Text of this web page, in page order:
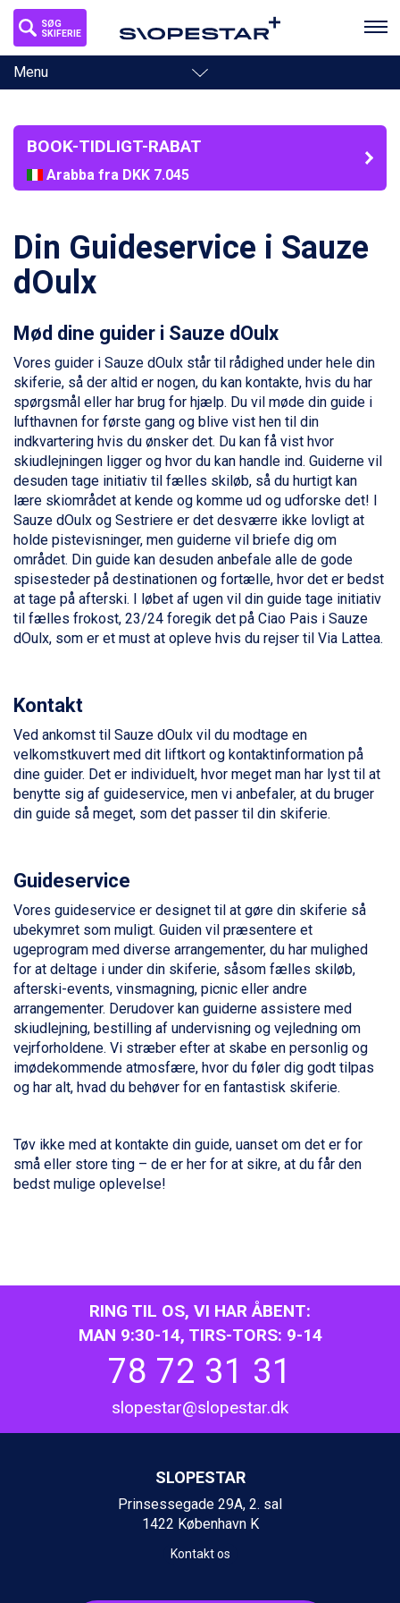
SØG
SKIFERIE
Toggle
navigation
Menu
BOOK-TIDLIGT-RABAT
Bad Gastein fra DKK 4.195
Arabba fra DKK 7.045
La Thuile fra DKK 4.595
Cervinia fra DKK 5.295
Bad Hofgastein fra DKK 5.495
Passo Tonale fra DKK 3.795
Saalbach fra DKK 5.945
Champoluc fra DKK 3.795
Sestriere fra DKK 4.395
Wagrain fra DKK 4.645
Ischgl fra DKK 7.095
Fieberbrunn fra DKK 6.145
St. Anton fra DKK 7.245
Zell am See fra DKK 4.095
Canazei fra DKK 4.745
Livigno fra DKK 4.145
Ponte di Legno fra DKK 4.745
Sauze dOulx fra DKK 4.045
Alleghe fra DKK 5.595
Bad Gastein fra DKK 4.195
Arabba fra DKK 7.045
La Thuile fra DKK 4.595
Val Thorens fra DKK 5.395
Cervinia fra DKK 5.295
Saalbach fra DKK 5.945
Champoluc fra DKK 3.795
Sestriere fra DKK 4.395
Wagrain fra DKK 4.645
Ischgl fra DKK 7.095
Fieberbrunn fra DKK 6.145
Canazei fra DKK 4.745
Livigno fra DKK 4.145
Ponte di Legno fra DKK 4.745
Sauze dOulx fra DKK 4.045
Alleghe fra DKK 5.595
Bad Gastein fra DKK 4.195
Arabba fra DKK 7.045
La Thuile fra DKK 4.595
Val Thorens fra DKK 5.395
Cervinia fra DKK 5.295
Bad Hofgastein fra DKK 5.495
Passo Tonale fra DKK 3.795
Sölden fra DKK 8.445
Champoluc fra DKK 3.795
Sestriere fra DKK 4.395
Wagrain fra DKK 4.645
Livigno fra DKK 4.145
Ponte di Legno fra DKK 4.745
Alleghe fra DKK 5.595
Arabba fra DKK 7.045
La Thuile fra DKK 4.595
Cervinia fra DKK 5.295
Passo Tonale fra DKK 3.795
Saalbach fra DKK 5.945
Sölden fra DKK 8.445
Din Guideservice i Sauze
dOulx
Mød dine guider i Sauze dOulx
Vores guider i Sauze dOulx står til rådighed under hele din
skiferie, så der altid er nogen, du kan kontakte, hvis du har
spørgsmål eller har brug for hjælp. Du vil møde din guide i
lufthavnen for første gang og blive vist hen til din
indkvartering hvis du ønsker det. Du kan få vist hvor
skiudlejningen ligger og hvor du kan handle ind. Guiderne vil
desuden tage initiativ til fælles skiløb, så du hurtigt kan
lære skiområdet at kende og komme ud og udforske det! I
Sauze dOulx og Sestriere er det desværre ikke lovligt at
holde pistevisninger, men guiderne vil briefe dig om
området. Din guide kan desuden anbefale alle de gode
spisesteder på destinationen og fortælle, hvor det er bedst
at tage på afterski. I løbet af ugen vil din guide tage initiativ
til fælles frokost, 23/24 foregik det på Ciao Pais i Sauze
dOulx, som er et must at opleve hvis du rejser til Via Lattea.
Kontakt
Ved ankomst til Sauze dOulx vil du modtage en
velkomstkuvert med dit liftkort og kontaktinformation på
dine guider. Det er individuelt, hvor meget man har lyst til at
benytte sig af guideservice, men vi anbefaler, at du bruger
din guide så meget, som det passer til din skiferie.
Guideservice
Vores guideservice er designet til at gøre din skiferie så
ubekymret som muligt. Guiden vil præsentere et
ugeprogram med diverse arrangementer, du har mulighed
for at deltage i under din skiferie, såsom fælles skiløb,
afterski-events, vinsmagning, picnic eller andre
arrangementer. Derudover kan guiderne assistere med
skiudlejning, bestilling af undervisning og vejledning om
vejrforholdene. Vi stræber efter at skabe en personlig og
imødekommende atmosfære, hvor du føler dig godt tilpas
og har alt, hvad du behøver for en fantastisk skiferie.
Tøv ikke med at kontakte din guide, uanset om det er for
små eller store ting – de er her for at sikre, at du får den
bedst mulige oplevelse!
RING TIL OS, VI HAR ÅBENT:
MAN 9:30-14, TIRS-TORS: 9-14
78 72 31 31
slopestar@slopestar.dk
SLOPESTAR
Prinsessegade 29A, 2. sal
1422 København K
Kontakt os